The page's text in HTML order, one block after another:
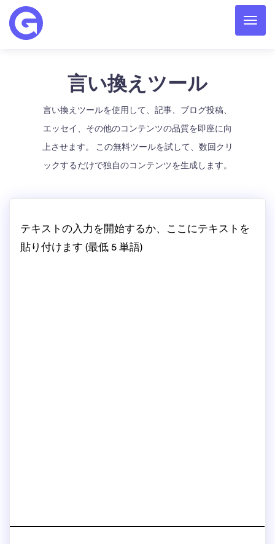
言い換えツール
言い換えツールを使用して、記事、ブログ投稿、
エッセイ、その他のコンテンツの品質を即座に向
上させます。 この無料ツールを試して、数回クリ
ックするだけで独自のコンテンツを生成します。